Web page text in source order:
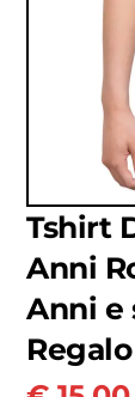
Tshirt
Anni
Anni e